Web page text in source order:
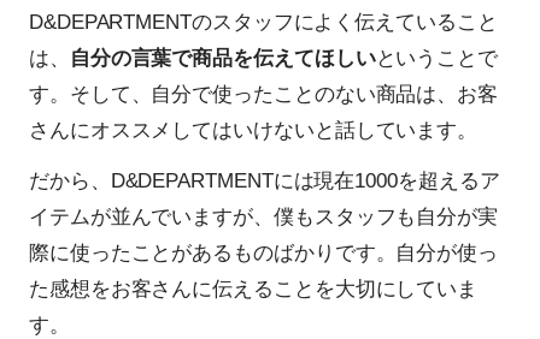
D&DEPARTMENTのスタッフによく伝えていること
は、
自分の言葉で商品を伝えてほしいということで
す。そして、自分で使ったことのない商品は、お客
さんにオススメしてはいけないと話しています。
だから、D&DEPARTMENTには現在1000を超えるア
イテムが並んでいますが、僕もスタッフも自分が実
際に使ったことがあるものばかりです。自分が使っ
た感想をお客さんに伝えることを大切にしていま
す。